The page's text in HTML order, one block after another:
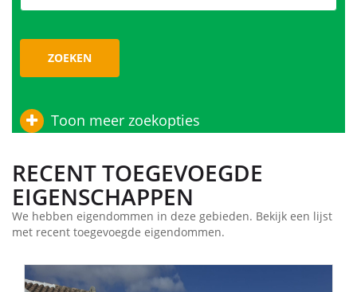
ZOEKEN
Toon meer zoekopties
RECENT TOEGEVOEGDE
EIGENSCHAPPEN
We hebben eigendommen in deze gebieden. Bekijk een lijst
met recent toegevoegde eigendommen.